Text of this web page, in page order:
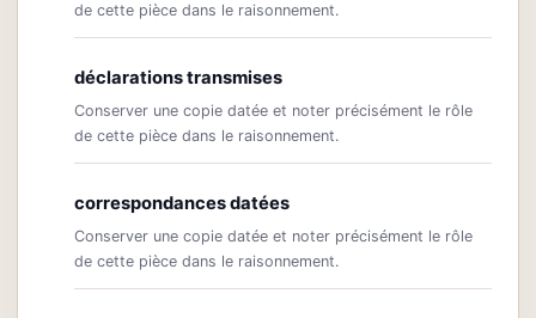
de cette pièce dans le raisonnement.
déclarations transmises
Conserver une copie datée et noter précisément le rôle
de cette pièce dans le raisonnement.
correspondances datées
Conserver une copie datée et noter précisément le rôle
de cette pièce dans le raisonnement.